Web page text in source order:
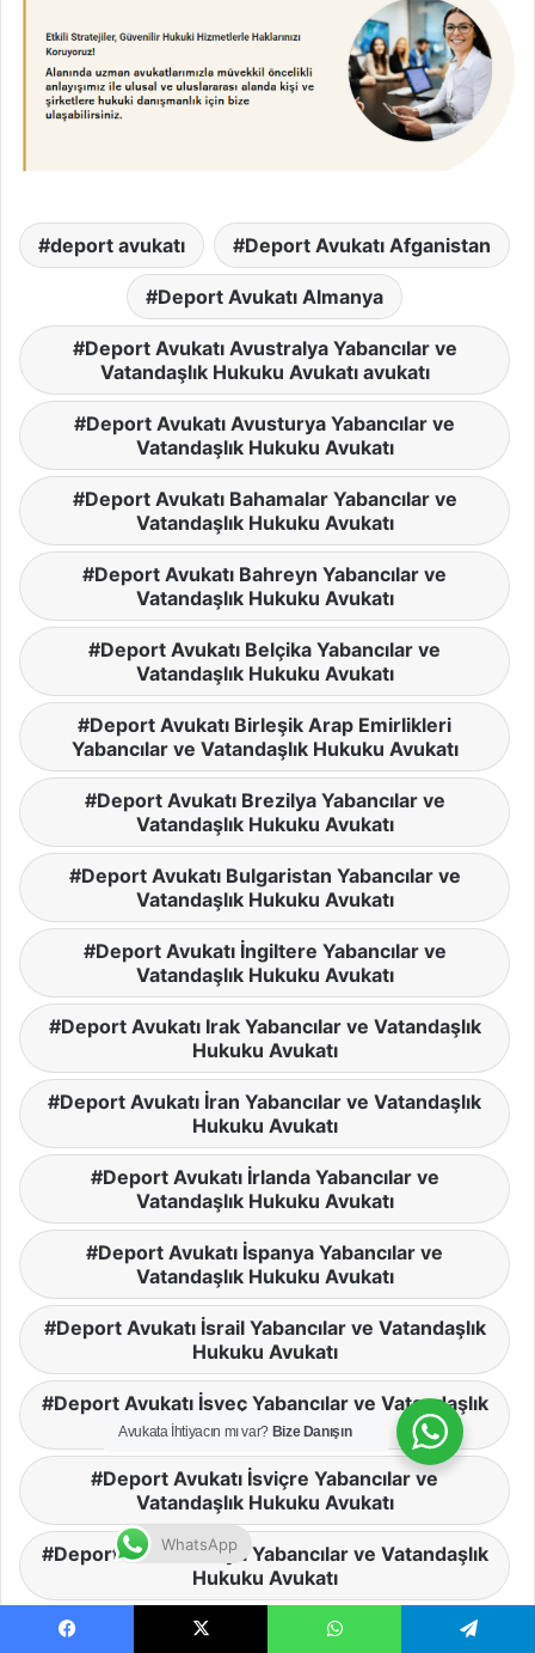
deport avukatı Deport Avukatı Afganistan
Deport Avukatı Almanya
Deport Avukatı Avustralya Yabancılar ve
Vatandaşlık Hukuku Avukatı avukatı
Deport Avukatı Avusturya Yabancılar ve
Vatandaşlık Hukuku Avukatı
Deport Avukatı Bahamalar Yabancılar ve
Vatandaşlık Hukuku Avukatı
Deport Avukatı Bahreyn Yabancılar ve
Vatandaşlık Hukuku Avukatı
Deport Avukatı Belçika Yabancılar ve
Vatandaşlık Hukuku Avukatı
Deport Avukatı Birleşik Arap Emirlikleri
Yabancılar ve Vatandaşlık Hukuku Avukatı
Deport Avukatı Brezilya Yabancılar ve
Vatandaşlık Hukuku Avukatı
Deport Avukatı Bulgaristan Yabancılar ve
Vatandaşlık Hukuku Avukatı
Deport Avukatı İngiltere Yabancılar ve
Vatandaşlık Hukuku Avukatı
Deport Avukatı Irak Yabancılar ve Vatandaşlık
Hukuku Avukatı
Deport Avukatı İran Yabancılar ve Vatandaşlık
Hukuku Avukatı
Deport Avukatı İrlanda Yabancılar ve
Vatandaşlık Hukuku Avukatı
Deport Avukatı İspanya Yabancılar ve
Vatandaşlık Hukuku Avukatı
Deport Avukatı İsrail Yabancılar ve Vatandaşlık
Hukuku Avukatı
Deport Avukatı İsveç Yabancılar ve Vatandaşlık
Hukuku Avukatı
Deport Avukatı İsviçre Yabancılar ve
Vatandaşlık Hukuku Avukatı
Deport Avukatı İtalya Yabancılar ve Vatandaşlık
Hukuku Avukatı
Deport Avukatı Jamaika Yabancılar ve
Avukata İhtiyacın mı var? Bize Danışın
WhatsApp